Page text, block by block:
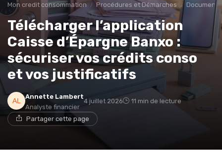
Mon credit consommation Procédures et Démarches
Télécharger l’application
Caisse d’Épargne Banxo :
sécuriser vos crédits conso
et vos justificatifs
Annette Lambert
Analyste financier
4 juillet 2026 11 min de lecture
Partager cette page